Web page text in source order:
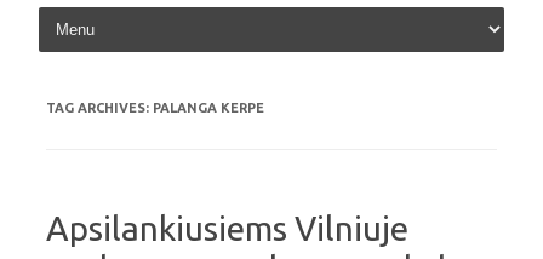
Skip to content
TAG ARCHIVES: PALANGA KERPE
Apsilankiusiems Vilniuje